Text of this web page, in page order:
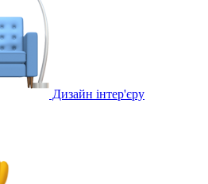
Дизайн інтер'єру